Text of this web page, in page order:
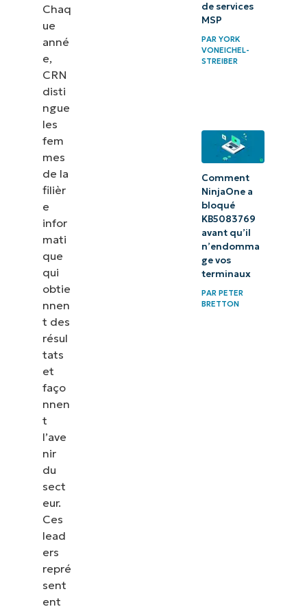
Chaq
ue
anné
e,
CRN
disti
ngue
les
fem
mes
de la
filièr
e
infor
mati
que
qui
obtie
nnen
t des
résul
tats
et
faço
nnen
t
l’ave
nir
du
sect
eur.
Ces
lead
ers
repré
sent
ent
de services
MSP
PAR YORK
VONEICHEL-
STREIBER
Comment
NinjaOne a
bloqué
KB5083769
avant qu’il
n’endomma
ge vos
terminaux
PAR PETER
BRETTON